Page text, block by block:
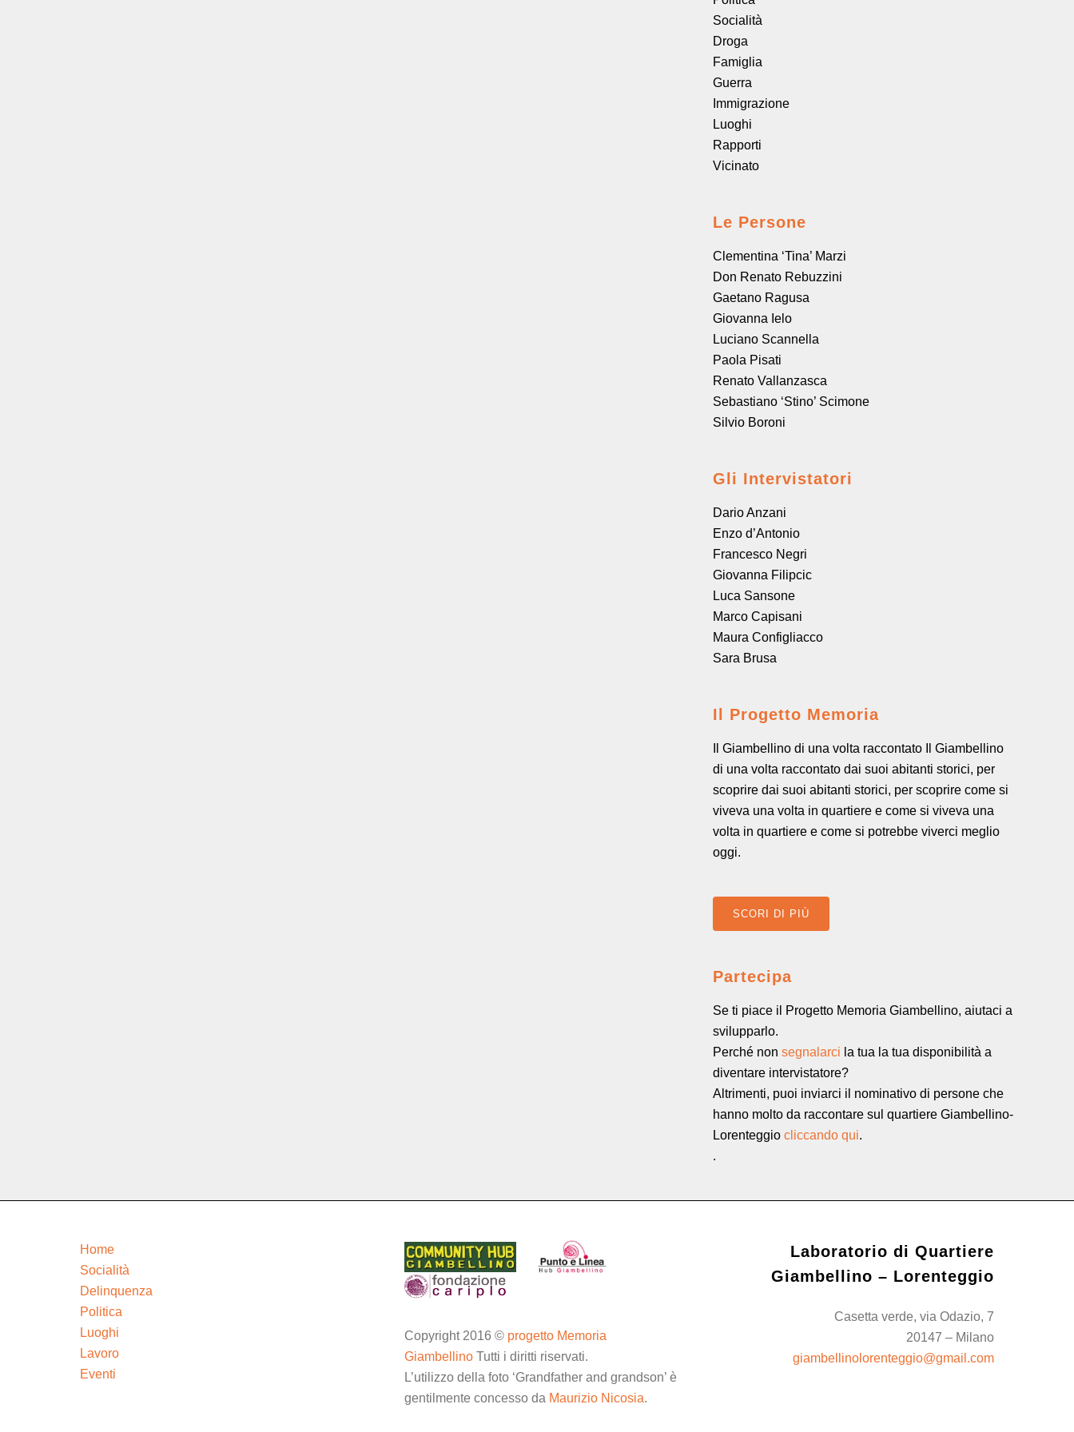
Socialità
Droga
Famiglia
Guerra
Immigrazione
Luoghi
Rapporti
Vicinato
Le Persone
Clementina ‘Tina’ Marzi
Don Renato Rebuzzini
Gaetano Ragusa
Giovanna Ielo
Luciano Scannella
Paola Pisati
Renato Vallanzasca
Sebastiano ‘Stino’ Scimone
Silvio Boroni
Gli Intervistatori
Dario Anzani
Enzo d’Antonio
Francesco Negri
Giovanna Filipcic
Luca Sansone
Marco Capisani
Maura Configliacco
Sara Brusa
Il Progetto Memoria
Il Giambellino di una volta raccontato Il Giambellino
di una volta raccontato dai suoi abitanti storici, per
scoprire dai suoi abitanti storici, per scoprire come si
viveva una volta in quartiere e come si viveva una
volta in quartiere e come si potrebbe viverci meglio
oggi.
SCORI DI PIÙ
Partecipa
Se ti piace il Progetto Memoria Giambellino, aiutaci a
svilupparlo.
Perché non segnalarci la tua la tua disponibilità a
diventare intervistatore?
Altrimenti, puoi inviarci il nominativo di persone che
hanno molto da raccontare sul quartiere Giambellino-
Lorenteggio cliccando qui.
.
Home
Socialità
Delinquenza
Politica
Luoghi
Lavoro
Eventi
Copyright 2016 © progetto Memoria
Giambellino Tutti i diritti riservati.
L’utilizzo della foto ‘Grandfather and grandson’ è
gentilmente concesso da Maurizio Nicosia.
Laboratorio di Quartiere
Giambellino – Lorenteggio
Casetta verde, via Odazio, 7
20147 – Milano
giambellinolorenteggio@gmail.com